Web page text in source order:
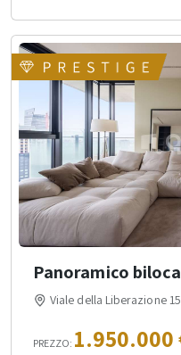
Panoramico
Viale della Liberazione
PREZZO: 1.950.000